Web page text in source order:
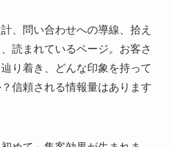
、問い合わせへの導線、拾え
読まれているページ。お客さ
り着き、どんな印象を持って
信頼される情報量はあります